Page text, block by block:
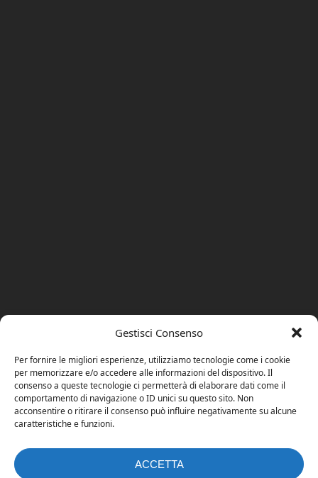
Gestisci Consenso
Per fornire le migliori esperienze, utilizziamo tecnologie come i cookie
per memorizzare e/o accedere alle informazioni del dispositivo. Il
consenso a queste tecnologie ci permetterà di elaborare dati come il
comportamento di navigazione o ID unici su questo sito. Non
acconsentire o ritirare il consenso può influire negativamente su alcune
caratteristiche e funzioni.
ACCETTA